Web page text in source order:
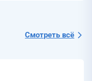
Смотреть всё